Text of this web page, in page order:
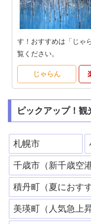
す！おすすめは「じゃ
覧ください。
じゃらん
ピックアップ！
札幌市
千歳市（新千歳空
積丹町（夏におすす
美瑛町（人気急上昇